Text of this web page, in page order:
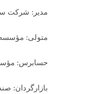
مدیر: شرکت
متولی: مؤسسه
حسابرس:
بازارگردان: